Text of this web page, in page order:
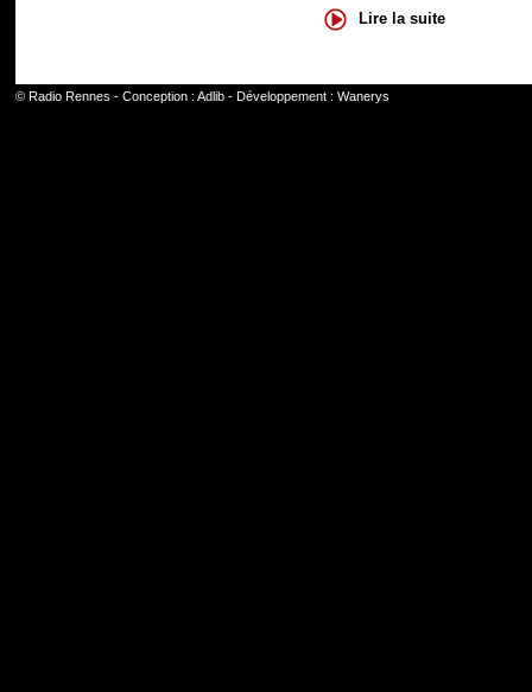
Lire la suite
© Radio Rennes - Conception : Adlib- Développement : Wanerys